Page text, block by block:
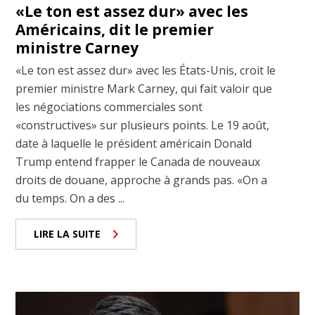
«Le ton est assez dur» avec les
Américains, dit le premier
ministre Carney
«Le ton est assez dur» avec les États-Unis, croit le
premier ministre Mark Carney, qui fait valoir que
les négociations commerciales sont
«constructives» sur plusieurs points. Le 19 août,
date à laquelle le président américain Donald
Trump entend frapper le Canada de nouveaux
droits de douane, approche à grands pas. «On a
du temps. On a des ...
LIRE LA SUITE